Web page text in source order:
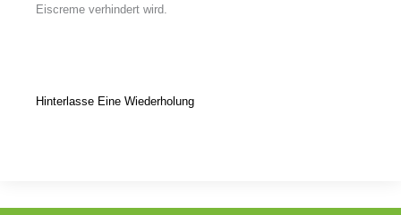
Eiscreme verhindert wird.
Hinterlasse Eine Wiederholung